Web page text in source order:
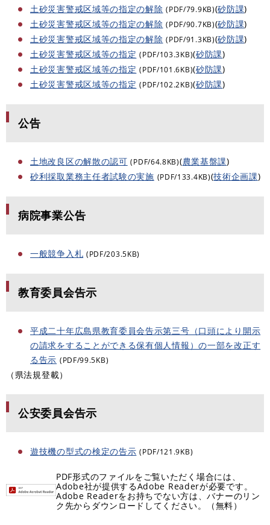
土砂災害警戒区域等の指定の解除 (PDF/79.9KB)(砂防課)
土砂災害警戒区域等の指定の解除 (PDF/90.7KB)(砂防課)
土砂災害警戒区域等の指定の解除 (PDF/91.3KB)(砂防課)
土砂災害警戒区域等の指定 (PDF/103.3KB)(砂防課)
土砂災害警戒区域等の指定 (PDF/101.6KB)(砂防課)
土砂災害警戒区域等の指定 (PDF/102.2KB)(砂防課)
公告
土地改良区の解散の認可 (PDF/64.8KB)(農業基盤課)
砂利採取業務主任者試験の実施 (PDF/133.4KB)(技術企画課)
病院事業公告
一般競争入札 (PDF/203.5KB)
教育委員会告示
平成二十年広島県教育委員会告示第三号（口頭により開示
の請求をすることができる保有個人情報）の一部を改正す
る告示 (PDF/99.5KB)
（県法規登載）
公安委員会告示
遊技機の型式の検定の告示 (PDF/121.9KB)
PDF形式のファイルをご覧いただく場合には、
Adobe社が提供するAdobe Readerが必要です。
Adobe Readerをお持ちでない方は、バナーのリン
ク先からダウンロードしてください。（無料）